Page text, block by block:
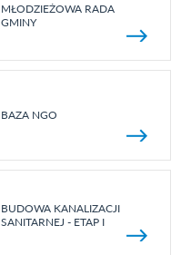
MŁODZIEŻOWA RADA
GMINY
BAZA NGO
BUDOWA KANALIZACJI
SANITARNEJ - ETAP I